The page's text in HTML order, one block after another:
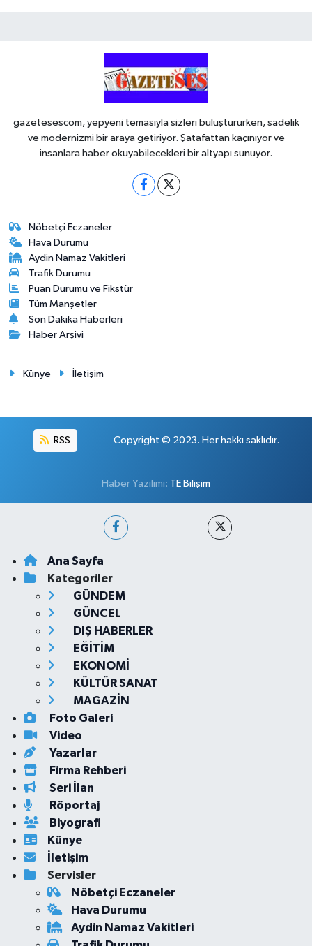
gazetesescom, yepyeni temasıyla sizleri buluştururken, sadelik
ve modernizmi bir araya getiriyor. Şatafattan kaçınıyor ve
insanlara haber okuyabilecekleri bir altyapı sunuyor.
Nöbetçi Eczaneler
Hava Durumu
Aydin Namaz Vakitleri
Trafik Durumu
Puan Durumu ve Fikstür
Tüm Manşetler
Son Dakika Haberleri
Haber Arşivi
Künye İletişim
RSS Copyright © 2023. Her hakkı saklıdır.
Haber Yazılımı: TE Bilişim
Ana Sayfa
Kategoriler
GÜNDEM
GÜNCEL
DIŞ HABERLER
EĞİTİM
EKONOMİ
KÜLTÜR SANAT
MAGAZİN
Foto Galeri
Video
Yazarlar
Firma Rehberi
Seri İlan
Röportaj
Biyografi
Künye
İletişim
Servisler
Nöbetçi Eczaneler
Hava Durumu
Aydin Namaz Vakitleri